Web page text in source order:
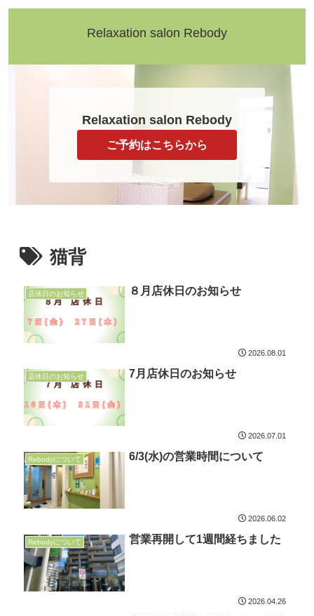
Relaxation salon Rebody
Relaxation salon Rebody
ご予約はこちらから
猫背
店休日のお知らせ ８月店休日のお知らせ
2026.08.01
店休日のお知らせ 7月店休日のお知らせ
2026.07.01
Rebodyについて 6/3(水)の営業時間について
2026.06.02
Rebodyについて 営業再開して1週間経ちました
2026.04.26